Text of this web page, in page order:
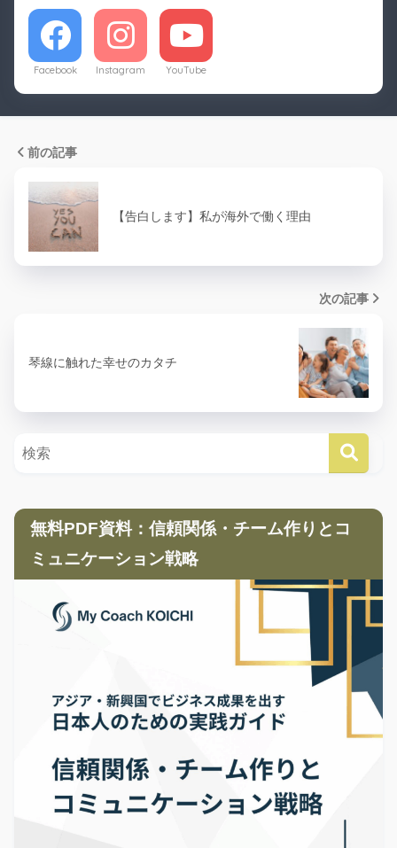
Facebook Instagram YouTube
前の記事
【告白します】私が海外で働く理由
次の記事
琴線に触れた幸せのカタチ
無料PDF資料：信頼関係・チーム作りとコ
ミュニケーション戦略